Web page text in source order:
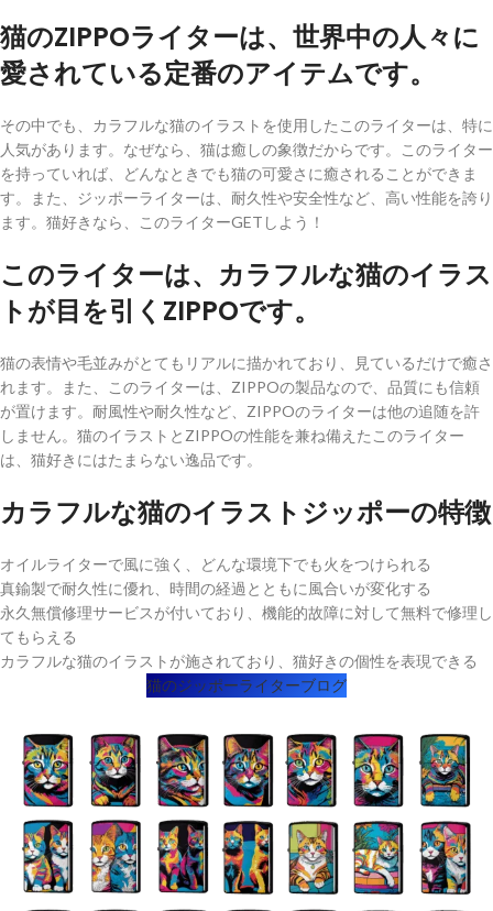
猫のZIPPOライターは、世界中の人々に
愛されている定番のアイテムです。
その中でも、カラフルな猫のイラストを使用したこのライターは、特に
人気があります。なぜなら、猫は癒しの象徴だからです。このライター
を持っていれば、どんなときでも猫の可愛さに癒されることができま
す。また、ジッポーライターは、耐久性や安全性など、高い性能を誇り
ます。猫好きなら、このライターGETしよう！
このライターは、カラフルな猫のイラス
トが目を引くZIPPOです。
猫の表情や毛並みがとてもリアルに描かれており、見ているだけで癒さ
れます。また、このライターは、ZIPPOの製品なので、品質にも信頼
が置けます。耐風性や耐久性など、ZIPPOのライターは他の追随を許
しません。猫のイラストとZIPPOの性能を兼ね備えたこのライター
は、猫好きにはたまらない逸品です。
カラフルな猫のイラストジッポーの特徴
オイルライターで風に強く、どんな環境下でも火をつけられる
真鍮製で耐久性に優れ、時間の経過とともに風合いが変化する
永久無償修理サービスが付いており、機能的故障に対して無料で修理し
てもらえる
カラフルな猫のイラストが施されており、猫好きの個性を表現できる
猫のジッポーライターブログ